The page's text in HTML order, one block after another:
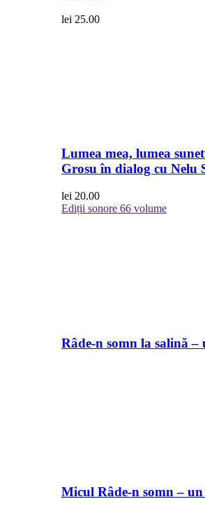
lei 25.00
Lumea mea, lumea
Grosu în dialog cu Nelu
lei 20.00
Ediții sonore 66 volume
Râde-n somn la salină –
Micul Râde-n somn –